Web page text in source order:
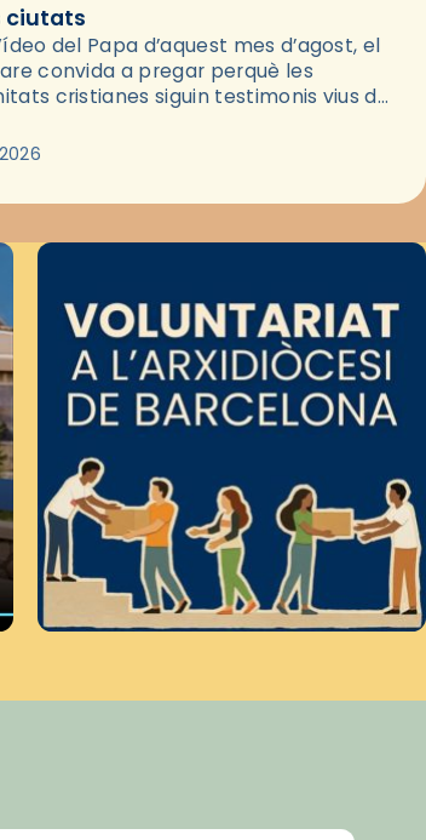
ciutats
del Papa d’aquest mes d’agost, el
convida a pregar perquè les
cristianes siguin testimonis vius de
el…